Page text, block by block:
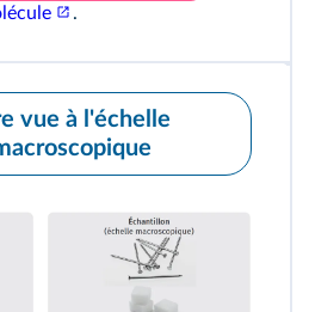
.
vue à l'échelle